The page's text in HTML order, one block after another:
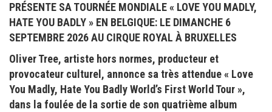
PRÉSENTE SA TOURNÉE MONDIALE « LOVE YOU MADLY,
HATE YOU BADLY » EN BELGIQUE: LE DIMANCHE 6
SEPTEMBRE 2026 AU CIRQUE ROYAL À BRUXELLES
Oliver Tree, artiste hors normes, producteur et
provocateur culturel, annonce sa très attendue « Love
You Madly, Hate You Badly World’s First World Tour »,
dans la foulée de la sortie de son quatrième album